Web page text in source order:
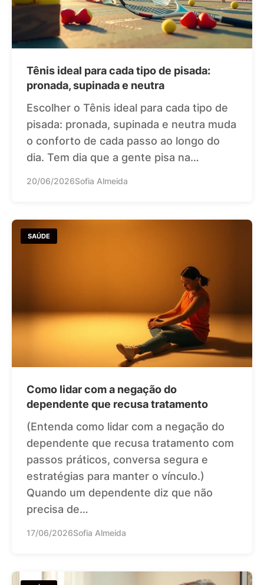
Tênis ideal para cada tipo de pisada:
pronada, supinada e neutra
Escolher o Tênis ideal para cada tipo de
pisada: pronada, supinada e neutra muda
o conforto de cada passo ao longo do
dia. Tem dia que a gente pisa na…
20/06/2026Sofia Almeida
SAÚDE
Como lidar com a negação do
dependente que recusa tratamento
(Entenda como lidar com a negação do
dependente que recusa tratamento com
passos práticos, conversa segura e
estratégias para manter o vínculo.)
Quando um dependente diz que não
precisa de…
17/06/2026Sofia Almeida